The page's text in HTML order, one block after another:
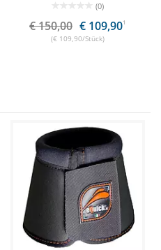
(0)
€ 150,00 € 109,901
(€ 109,90/Stück)